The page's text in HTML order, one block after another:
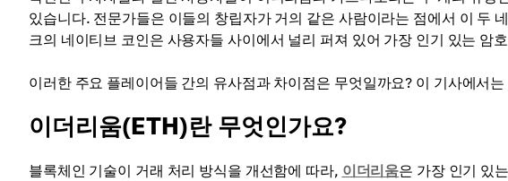
있습니다. 전문가들은 이들의 창립자가 거의 같은 사람이라는 점에서 이 두
크의 네이티브 코인은 사용자들 사이에서 널리 퍼져 있어 가장 인기 있는 암
이러한 주요 플레이어들 간의 유사점과 차이점은 무엇일까요? 이 기사에서
이더리움(ETH)란 무엇인가요?
블록체인 기술이 거래 처리 방식을 개선함에 따라, 이더리움은 가장 인기 있